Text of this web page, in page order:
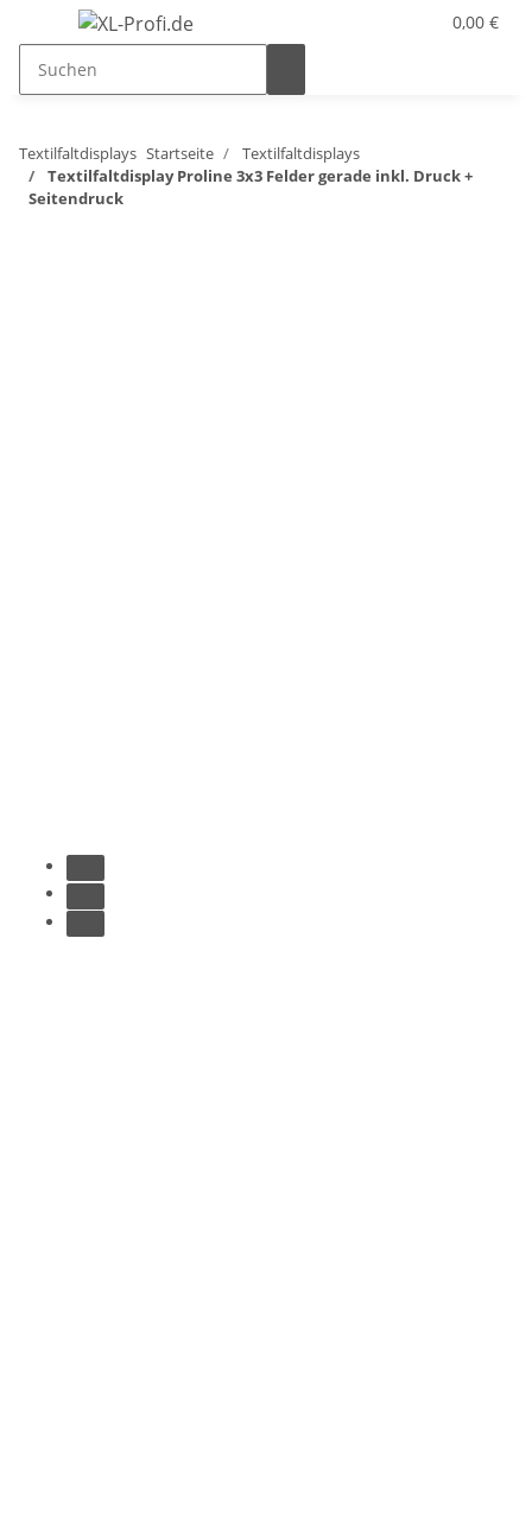
0,00 €
Textilfaltdisplays Startseite
Textilfaltdisplays
Textilfaltdisplay Proline 3x3 Felder gerade inkl. Druck +
Seitendruck